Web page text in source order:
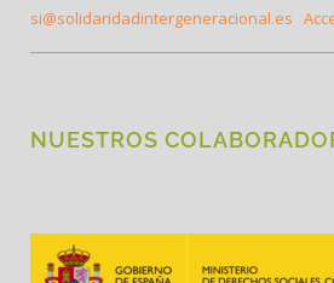
si@solidaridadintergeneracional.es
NUESTROS